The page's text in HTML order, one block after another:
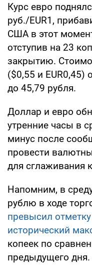
Курс евро
руб./EUR1,
США в этот
отступив на 23
закрытию.
($0,55 и EUR0,45)
до 45,79 рубля.
Доллар и евро
утренние часы в
минус после
провести
для сглаживания
Напомним, в
рублю в ходе
превысил
исторический
копеек по
предыдущего дня.